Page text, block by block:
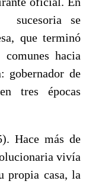
sucesoria se
que terminó
hacia
gobernador de
tres épocas
Hace más de
vivía
propia casa, la